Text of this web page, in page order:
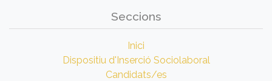
Seccions
Inici
Dispositiu d'Inserció Sociolaboral
Candidats/es